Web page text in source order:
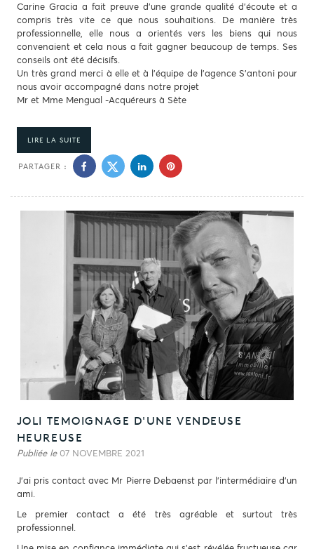
Carine Gracia a fait preuve d'une grande qualité d'écoute et a
compris très vite ce que nous souhaitions. De manière très
professionnelle, elle nous a orientés vers les biens qui nous
convenaient et cela nous a fait gagner beaucoup de temps. Ses
conseils ont été décisifs.
Un très grand merci à elle et à l'équipe de l'agence S'antoni pour
nous avoir accompagné dans notre projet
Mr et Mme Mengual -Acquéreurs à Sète
LIRE LA SUITE
PARTAGER :
JOLI TEMOIGNAGE D'UNE VENDEUSE
HEUREUSE
Publiée le07 NOVEMBRE 2021
J'ai pris contact avec Mr Pierre Debaenst par l'intermédiaire d'un
ami.
Le premier contact a été très agréable et surtout très
professionnel.